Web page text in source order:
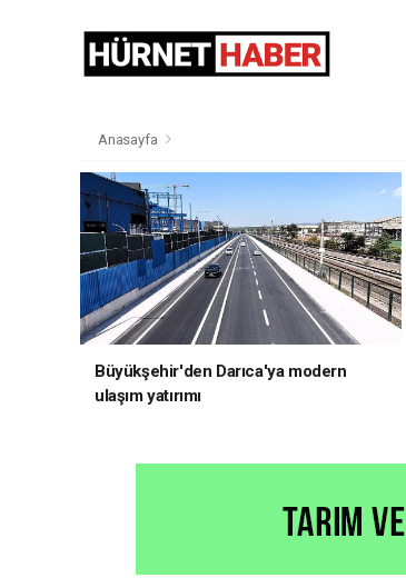
Anasayfa
Büyükşehir'den Darıca'ya modern
ulaşım yatırımı